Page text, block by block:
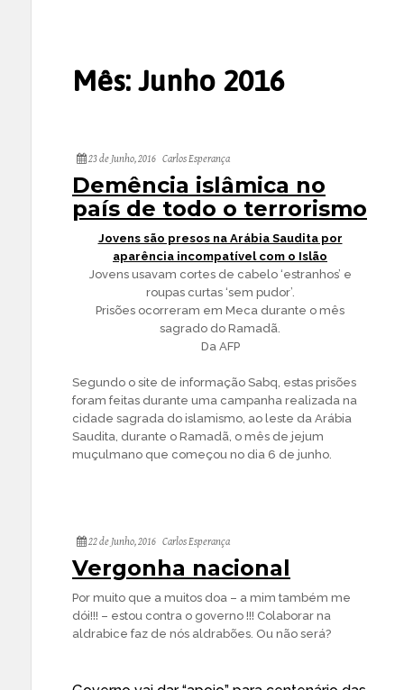
Mês: Junho 2016
23 de Junho, 2016 Carlos Esperança
Demência islâmica no
país de todo o terrorismo
Jovens são presos na Arábia Saudita por
aparência incompatível com o Islão
Jovens usavam cortes de cabelo ‘estranhos’ e
roupas curtas ‘sem pudor’.
Prisões ocorreram em Meca durante o mês
sagrado do Ramadã.
Da AFP
Segundo o site de informação Sabq, estas prisões
foram feitas durante uma campanha realizada na
cidade sagrada do islamismo, ao leste da Arábia
Saudita, durante o Ramadã, o mês de jejum
muçulmano que começou no dia 6 de junho.
22 de Junho, 2016 Carlos Esperança
Vergonha nacional
Por muito que a muitos doa – a mim também me
dói!!! – estou contra o governo !!! Colaborar na
aldrabice faz de nós aldrabões. Ou não será?